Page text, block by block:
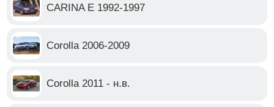
CARINA E 1992-1997
Corolla 2006-2009
Corolla 2011 - н.в.